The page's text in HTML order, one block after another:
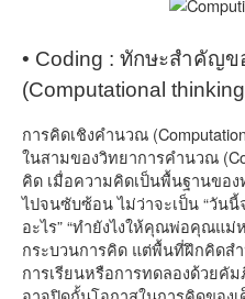
• Coding : ทักษะสำคัญ
(Computational
การคิดเชิงคำนวณ
ในสามของวิทยาการคำนวณ
คิด เมื่อความคิดเป็นพื้นฐานขอ
ไปจนซับซ้อน ไม่ว่าจะเป็น “วันนี้
อะไร” “ทำยังไงให้คุณพ่อคุณแม่
กระบวนการคิด แต่พื้นที่ฝึกคิดส
การเรียนหรือการทดลองด้วยคั